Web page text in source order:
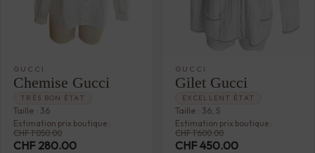
GUCCI
Chemise Gucci
TRÈS BON ÉTAT
Taille : 36
Estimation prix boutique :
CHF 1'050.00
CHF 280.00
GUCCI
Gilet Gucci
EXCELLENT ÉTAT
Taille : 36, S
Estimation prix boutique :
CHF 1'600.00
CHF 450.00